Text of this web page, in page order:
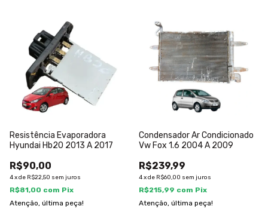
Resistência Evaporadora
Hyundai Hb20 2013 A 2017
R$90,00
4xde R$22,50 sem juros
R$81,00 com Pix
Atenção, última peça!
Condensador Ar Condicionado
Vw Fox 1.6 2004 A 2009
R$239,99
4xde R$60,00 sem juros
R$215,99 com Pix
Atenção, última peça!